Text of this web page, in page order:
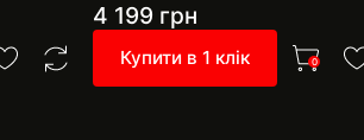
4 199 грн
Купити в 1 клік 0